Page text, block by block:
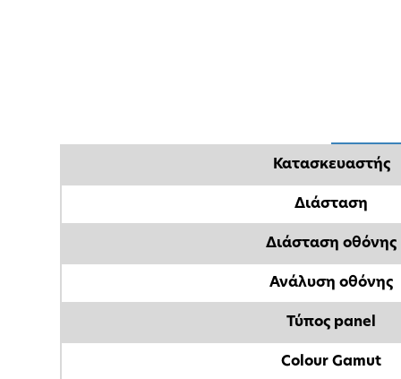
Κατασκευαστής
Διάσταση
Διάσταση οθόνης
Ανάλυση οθόνης
Τύπος panel
Colour Gamut